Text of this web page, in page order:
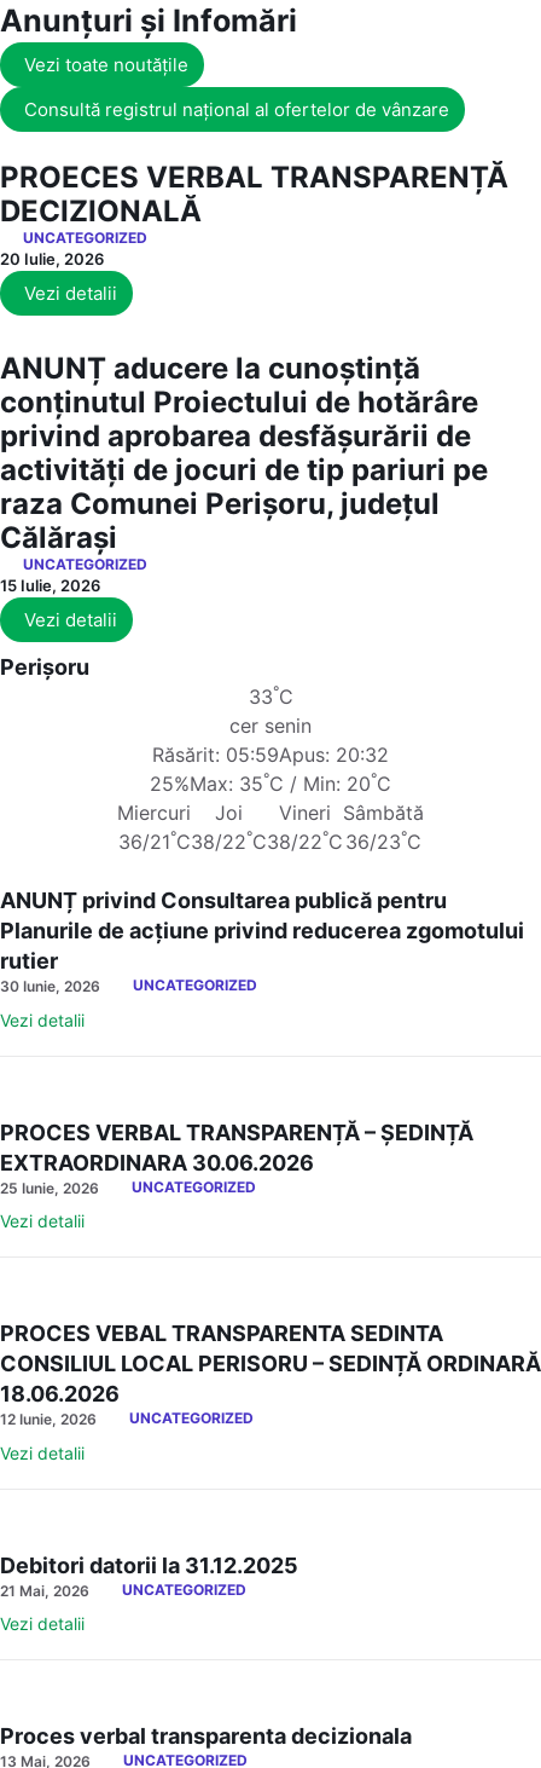
Anunțuri și Infomări
Vezi toate noutățile
Consultă registrul național al ofertelor de vânzare
PROECES VERBAL TRANSPARENȚĂ
DECIZIONALĂ
UNCATEGORIZED
20 Iulie, 2026
Vezi detalii
ANUNȚ aducere la cunoștință
conținutul Proiectului de hotărâre
privind aprobarea desfășurării de
activități de jocuri de tip pariuri pe
raza Comunei Perișoru, județul
Călărași
UNCATEGORIZED
15 Iulie, 2026
Vezi detalii
Perișoru
33°C
cer senin
Răsărit: 05:59Apus: 20:32
25%Max: 35°C / Min: 20°C
Miercuri
36/21°C
Joi
38/22°C
Vineri
38/22°C
Sâmbătă
36/23°C
ANUNȚ privind Consultarea publică pentru
Planurile de acțiune privind reducerea zgomotului
rutier
30 Iunie, 2026 UNCATEGORIZED
Vezi detalii
PROCES VERBAL TRANSPARENȚĂ – ȘEDINȚĂ
EXTRAORDINARA 30.06.2026
25 Iunie, 2026 UNCATEGORIZED
Vezi detalii
PROCES VEBAL TRANSPARENTA SEDINTA
CONSILIUL LOCAL PERISORU – SEDINȚĂ ORDINARĂ
18.06.2026
12 Iunie, 2026 UNCATEGORIZED
Vezi detalii
Debitori datorii la 31.12.2025
21 Mai, 2026 UNCATEGORIZED
Vezi detalii
Proces verbal transparenta decizionala
13 Mai, 2026 UNCATEGORIZED